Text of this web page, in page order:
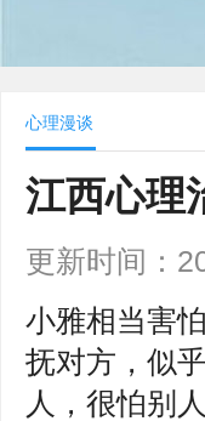
心理漫谈
江西心理
更新时间：
小雅相当害
抚对方，似
人，很怕别